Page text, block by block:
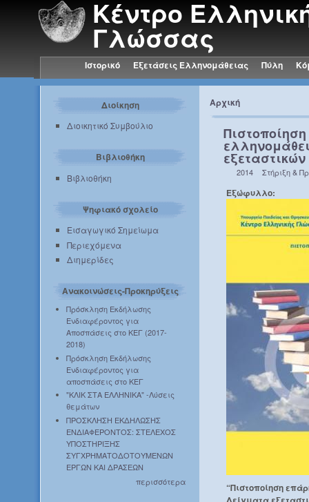
Κέντρο
Γλώσσας
Ιστορικό Εξετάσεις Ελληνομάθειας Πύλη
Διοίκηση
Διοικητικό Συμβούλιο
Βιβλιοθήκη
Βιβλιοθήκη
Ψηφιακό σχολείο
Εισαγωγικό Σημείωμα
Περιεχόμενα
Διημερίδες
Ανακοινώσεις-Προκηρύξεις
Πρόσκληση Εκδήλωσης
Ενδιαφέροντος για
Αποσπάσεις στο ΚΕΓ (2017-
2018)
Πρόσκληση Εκδήλωσης
Ενδιαφέροντος για
αποσπάσεις στο ΚΕΓ
"ΚΛΙΚ ΣΤΑ ΕΛΛΗΝΙΚΑ" -Λύσεις
θεμάτων
ΠΡΟΣΚΛΗΣΗ ΕΚΔΗΛΩΣΗΣ
ΕΝΔΙΑΦΕΡΟΝΤΟΣ: ΣΤΕΛΕΧΟΣ
ΥΠΟΣΤΗΡΙΞΗΣ
ΣΥΓΧΡΗΜΑΤΟΔΟΤΟΥΜΕΝΩΝ
ΕΡΓΩΝ ΚΑΙ ΔΡΑΣΕΩΝ
περισσότερα
Αρχική
2014 Στήριξη &
Εξώφυλλο:
“Πιστοποίηση